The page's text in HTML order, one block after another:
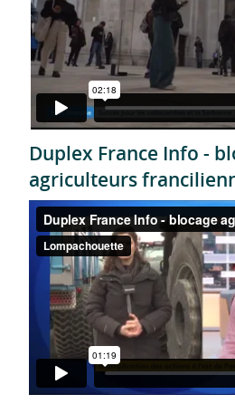
Duplex France Info -
agriculteurs